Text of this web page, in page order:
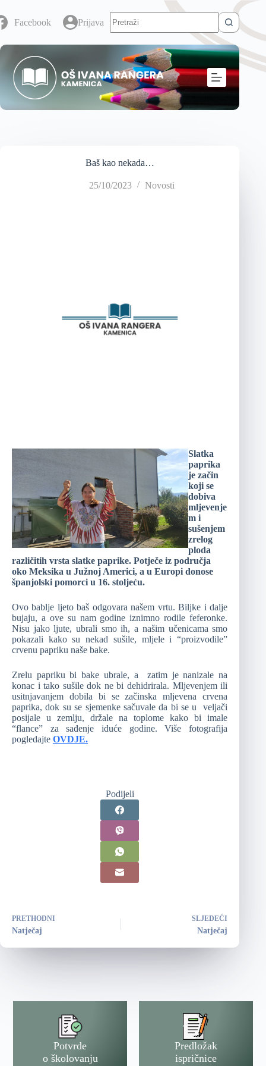
Facebook Prijava
Baš kao nekada…
25/10/2023 Novosti
Slatka
paprika
je začin
koji se
dobiva
mljevenje
m i
sušenjem
zrelog
ploda
različitih vrsta slatke paprike. Potječe iz područja
oko Meksika u Južnoj Americi, a u Europi donose
španjolski pomorci u 16. stoljeću.
Ovo bablje ljeto baš odgovara našem vrtu. Biljke i dalje
bujaju, a ove su nam godine iznimno rodile feferonke.
Nisu jako ljute, ubrali smo ih, a našim učenicama smo
pokazali kako su nekad sušile, mljele i “proizvodile”
crvenu papriku naše bake.
Zrelu papriku bi bake ubrale, a zatim je nanizale na
konac i tako sušile dok ne bi dehidrirala. Mljevenjem ili
usitnjavanjem dobila bi se začinska mljevena crvena
paprika, dok su se sjemenke sačuvale da bi se u veljači
posijale u zemlju, držale na toplome kako bi imale
“flance” za sađenje iduće godine. Više fotografija
pogledajte OVDJE.
Podijeli
PRETHODNI
Natječaj
SLJEDEĆI
Natječaj
Potvrde
o školovanju
Predložak
ispričnice